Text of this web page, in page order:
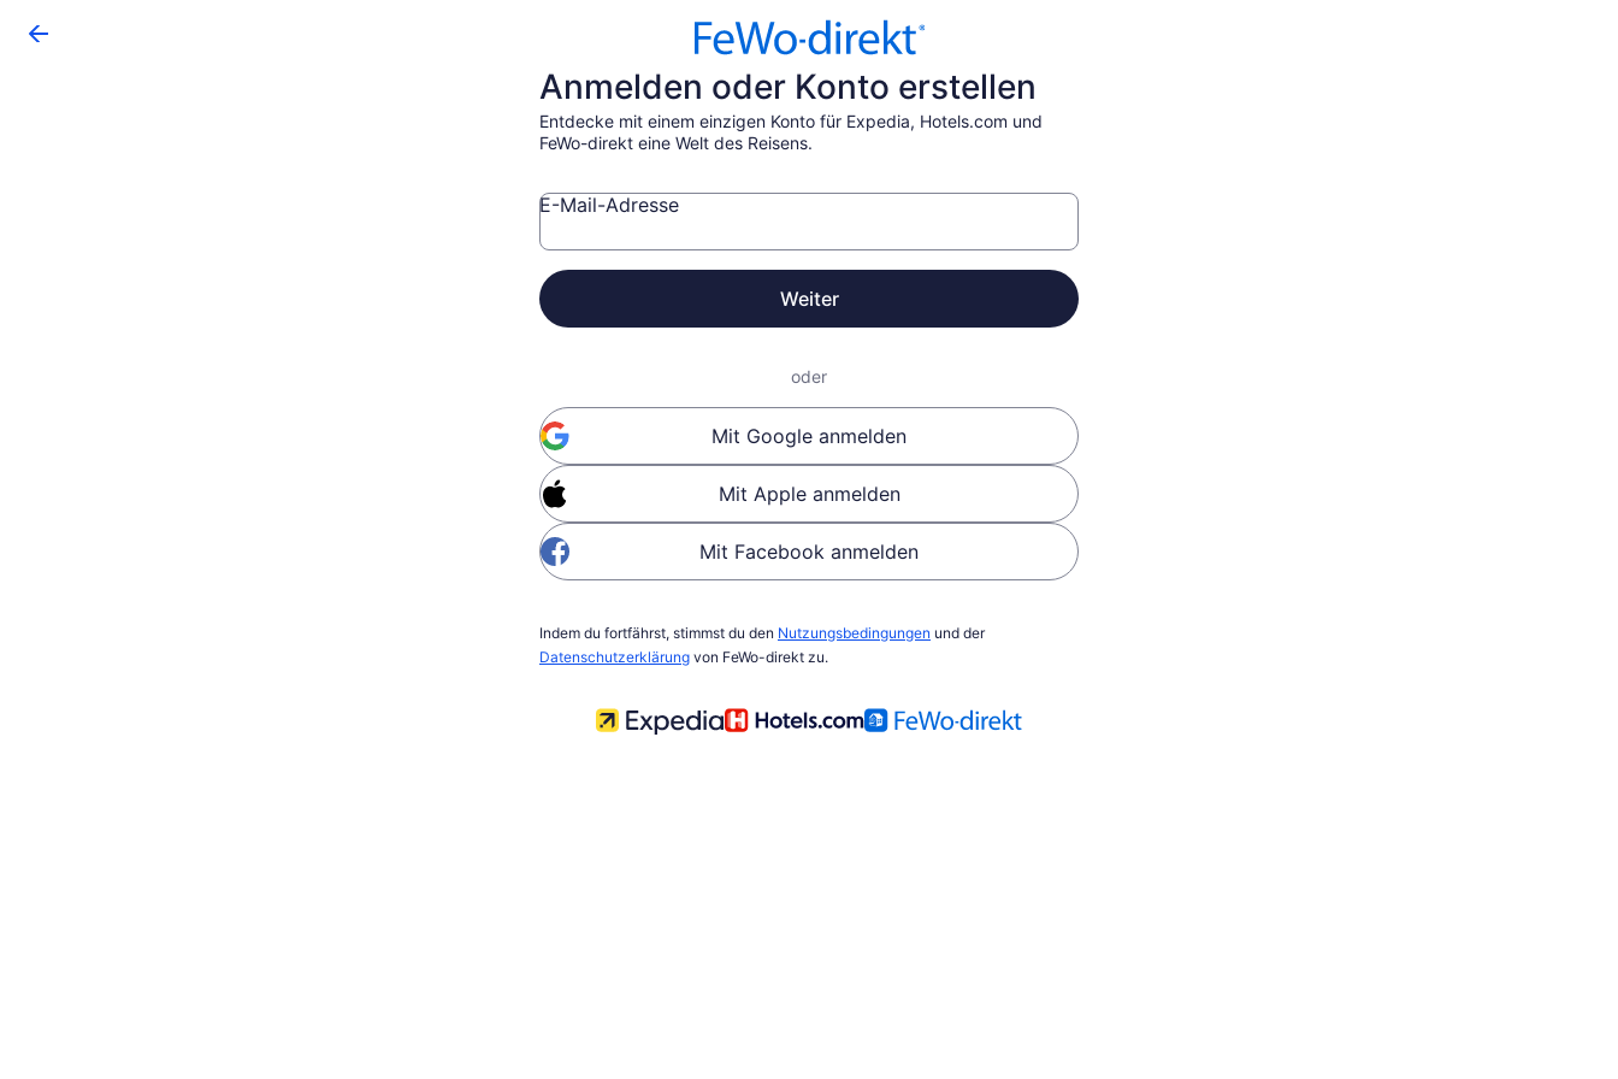
Anmelden oder Konto erstellen
Entdecke mit einem einzigen Konto für Expedia, Hotels.com und
FeWo-direkt eine Welt des Reisens.
E-Mail-Adresse
Weiter
oder
Mit Google anmelden
Mit Apple anmelden
Mit Facebook anmelden
Indem du fortfährst, stimmst du den Nutzungsbedingungen und der
Datenschutzerklärung von FeWo-direkt zu.